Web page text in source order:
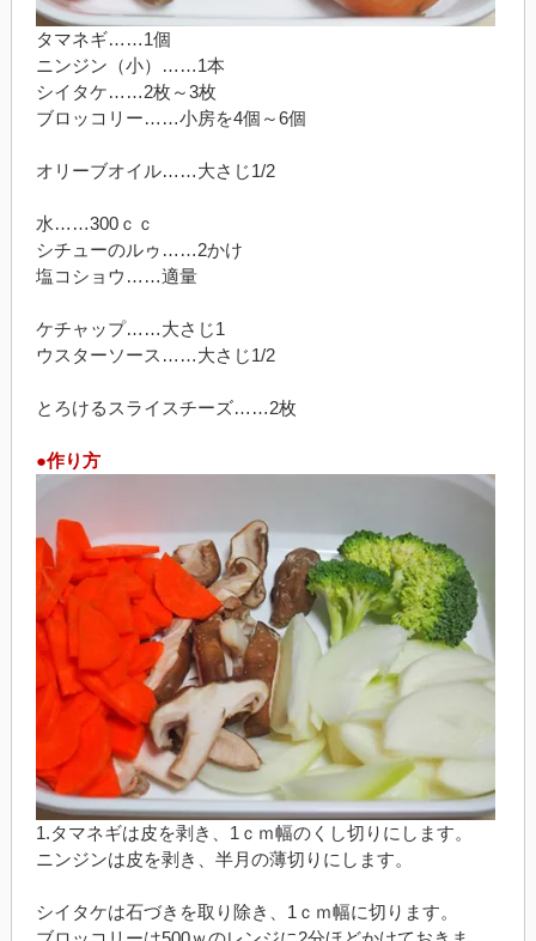
タマネギ……1個
ニンジン（小）……1本
シイタケ……2枚～3枚
ブロッコリー……小房を4個～6個
オリーブオイル……大さじ1/2
水……300ｃｃ
シチューのルゥ……2かけ
塩コショウ……適量
ケチャップ……大さじ1
ウスターソース……大さじ1/2
とろけるスライスチーズ……2枚
●作り方
1.タマネギは皮を剥き、1ｃｍ幅のくし切りにします。
ニンジンは皮を剥き、半月の薄切りにします。
シイタケは石づきを取り除き、1ｃｍ幅に切ります。